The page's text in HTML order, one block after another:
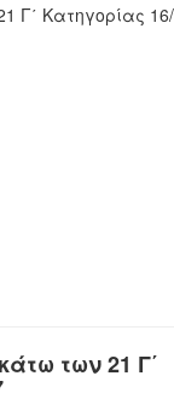
Γ΄ Κατηγορίας
των 21 Γ΄